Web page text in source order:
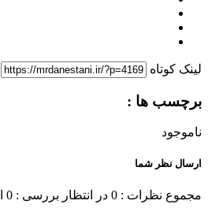
لینک کوتاه
برچسب ها :
ناموجود
ارسال نظر شما
مجموع نظرات : 0 در انتظار بررسی : 0